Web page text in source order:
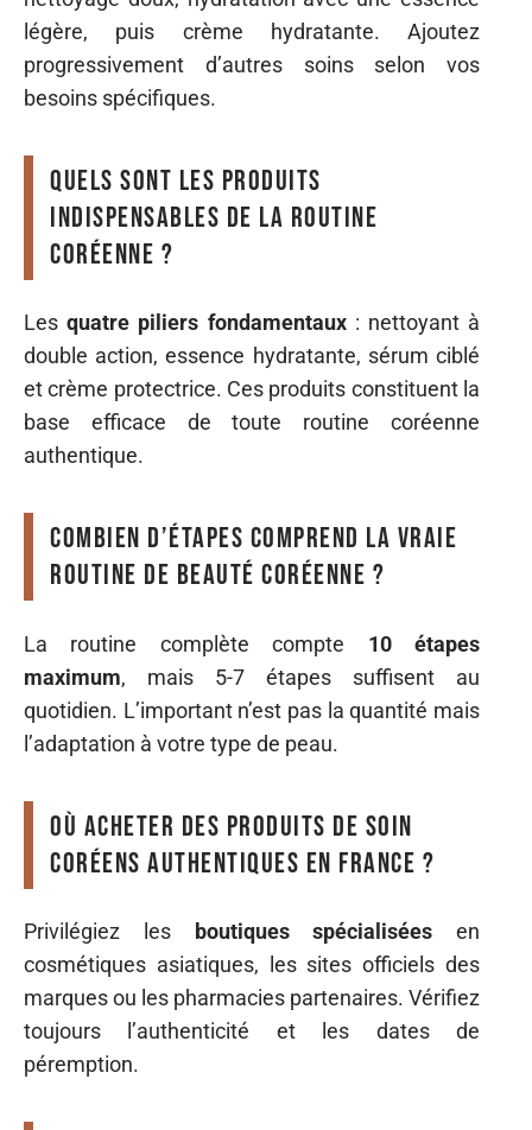
légère, puis crème hydratante. Ajoutez
progressivement d’autres soins selon vos
besoins spécifiques.
Quels sont les produits
indispensables de la routine
coréenne ?
Lesquatre piliers fondamentaux: nettoyant à
double action, essence hydratante, sérum ciblé
et crème protectrice. Ces produits constituent la
base efficace de toute routine coréenne
authentique.
Combien d’étapes comprend la vraie
routine de beauté coréenne ?
La routine complète compte 10 étapes
maximum, mais 5-7 étapes suffisent au
quotidien. L’important n’est pas la quantité mais
l’adaptation à votre type de peau.
Où acheter des produits de soin
coréens authentiques en France ?
Privilégiez les boutiques spécialisées en
cosmétiques asiatiques, les sites officiels des
marques ou les pharmacies partenaires. Vérifiez
toujours l’authenticité et les dates de
péremption.